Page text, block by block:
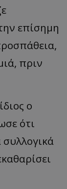
επίσημη
πριν
ο
ότι